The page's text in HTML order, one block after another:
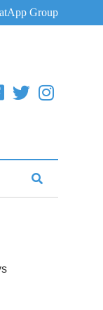
Group